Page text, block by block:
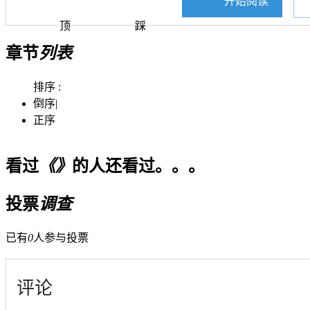
顶 踩
章节列表
排序 :
倒序|
正序
看过《》 的人还看过。。。
投票调查
已有0人参与投票
评论